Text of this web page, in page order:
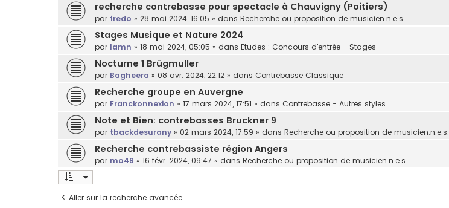
recherche contrebasse pour spectacle à Chauvigny (Poitiers)
par fredo » 28 mai 2024, 16:05 » dans Recherche ou proposition de musicien.n.e.s.
Stages Musique et Nature 2024
par lamn » 18 mai 2024, 05:05 » dans Etudes : Concours d'entrée - Stages
Nocturne 1 Brügmuller
par Bagheera » 08 avr. 2024, 22:12 » dans Contrebasse Classique
Recherche groupe en Auvergne
par Franckonnexion » 17 mars 2024, 17:51 » dans Contrebasse - Autres styles
Note et Bien: contrebasses Bruckner 9
par tbackdesurany » 02 mars 2024, 17:59 » dans Recherche ou proposition de musicien.n.e.s.
Recherche contrebassiste région Angers
par mo49 » 16 févr. 2024, 09:47 » dans Recherche ou proposition de musicien.n.e.s.
Aller sur la recherche avancée